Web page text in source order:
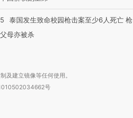
泰国发生致命校园枪击案至少6人死亡 枪
母亦被杀
及建立镜像等任何使用。
号